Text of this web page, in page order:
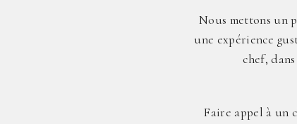
Nous mettons un
une expérience
chef,
Faire appel à un